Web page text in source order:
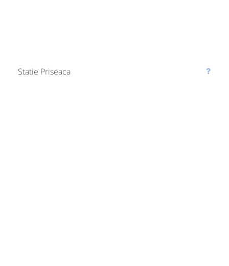
Statie Priseaca